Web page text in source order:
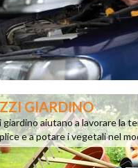
GIARDINO
aiutano a lavorare la
e a potare i vegetali nel